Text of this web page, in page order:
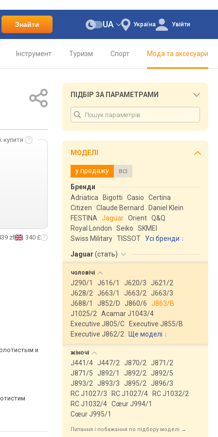
Знайти Україна
UA Увійти
Інструмент Туризм Спорт Мода та аксесуари
купити
zł 340 £
и
ПІДБІР ЗА ПАРАМЕТРАМИ
МОДЕЛІ
у продажу всі
Бренди
Adriatica
Bigotti Casio
Certina
Citizen
Claude Bernard
Daniel Klein
FESTINA
Jaguar Orient Q&Q
Royal London
Seiko
SKMEI
Swiss Military TISSOT
Усі бренди
Jaguar (стать)
чоловічі
J290/1 J616/1 J620/3
J621/2
J628/2
J663/1 J663/2
J663/3
J688/1
J852/D J860/6
J863/B
J1025/2
Acamar J1043/4
Executive J805/C
Executive J855/B
Executive J862/2
Ще моделі ↓
жіночі
J441/4 J447/2 J870/2
J871/2
J871/5
J892/1 J892/2
J892/5
J893/2
J893/3 J895/2
J896/3
RC J1027/3
RC J1027/4
RC J1032/2
RC J1032/4 Cœur J994/1
Cœur J995/1
Питання і побажання по підбору моделі →